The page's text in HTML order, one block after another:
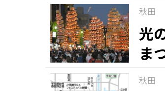
秋田
光
ま
秋田